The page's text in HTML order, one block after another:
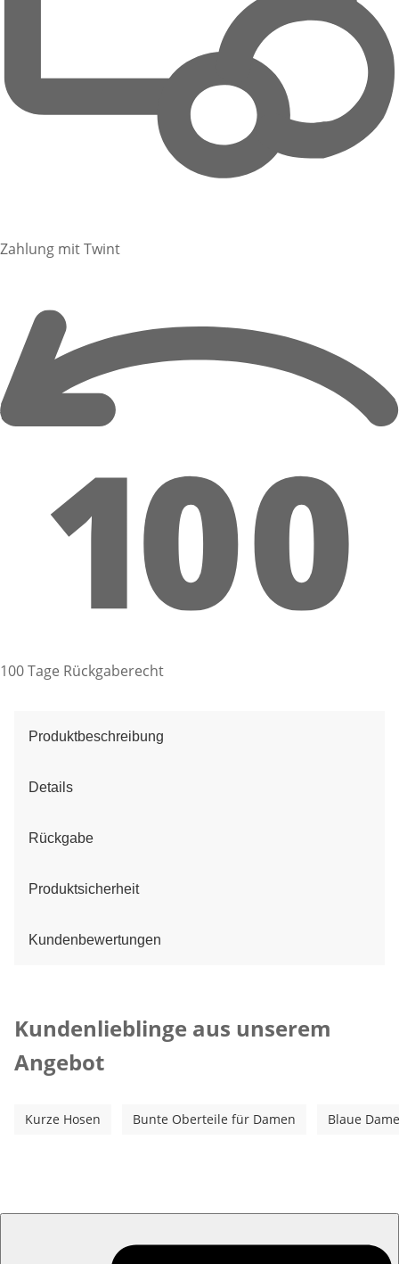
Zahlung mit Twint
100 Tage Rückgaberecht
Produktbeschreibung
Details
Rückgabe
Produktsicherheit
Kundenbewertungen
Kundenlieblinge aus unserem
Angebot
Kurze Hosen Bunte Oberteile für Damen Blaue